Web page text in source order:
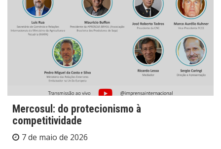
Mercosul: do protecionismo à
competitividade
7 de maio de 2026